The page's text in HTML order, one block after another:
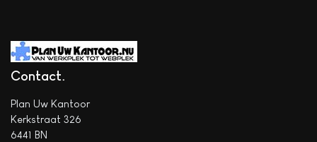
Contact
Plan Uw Kantoor
Kerkstraat 326
6441 BN